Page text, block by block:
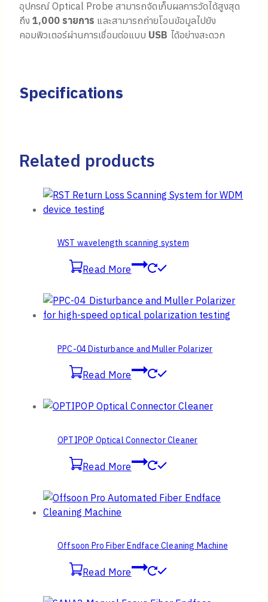
อุปกรณ์ Optical Probe สามารถจัดเก็บผลการวัดได้สูงสุด
ถึง1,000 รายการ และสามารถถ่ายโอนข้อมูลไปยัง
คอมพิวเตอร์ผ่านการเชื่อมต่อแบบ USB ได้อย่างสะดวก
Specifications
Related products
WST wavelength scanning system
Read More
PPC-04 Disturbance and Muller Polarizer
Read More
OPTIPOP Optical Connector Cleaner
Read More
Offsoon Pro Fiber Endface Cleaning Machine
Read More